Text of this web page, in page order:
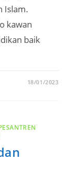
Islam.
kawan
baik
18/01/2023